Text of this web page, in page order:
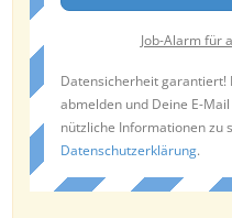
Job-Alarm für
Datensicherheit garantiert!
abmelden und Deine E-
nützliche Informationen zu
Datenschutzerklärung.